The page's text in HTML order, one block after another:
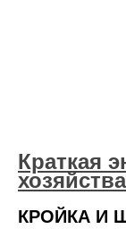
Краткая
хозяйства
КРОЙКА И